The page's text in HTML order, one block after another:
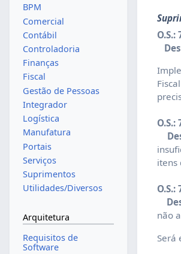
O.S.:
O.S.:
itens
O.S.:
não
Será
BPM
Comercial
Contábil
Controladoria
Finanças
Fiscal
Gestão de Pessoas
Integrador
Logística
Manufatura
Portais
Serviços
Suprimentos
Utilidades/Diversos
Arquitetura
Requisitos de
Software